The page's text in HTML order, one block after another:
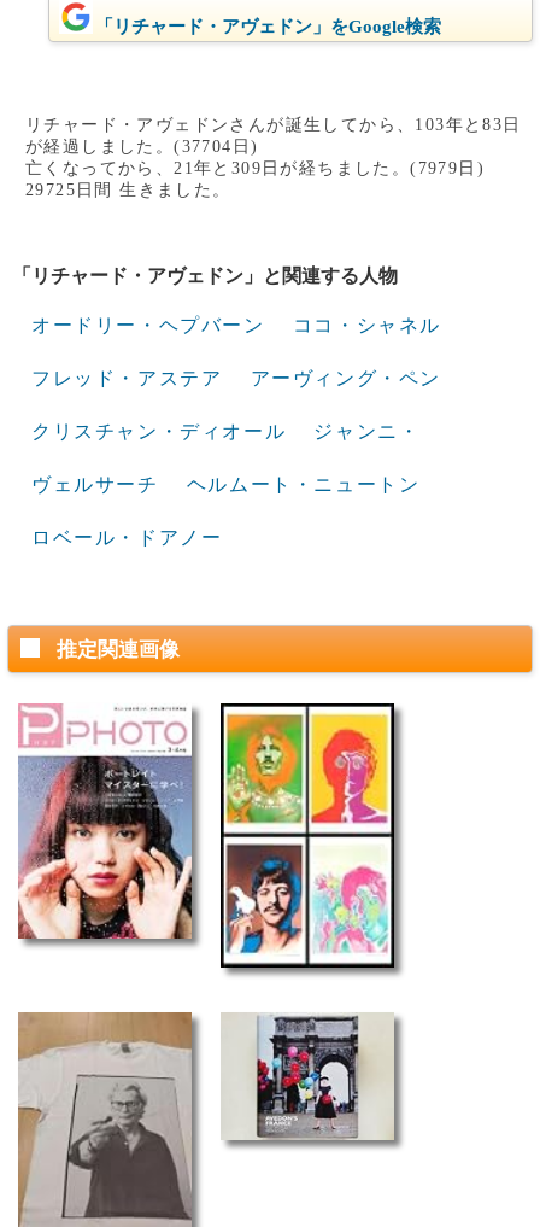
「リチャード・アヴェドン」をGoogle検索
リチャード・アヴェドンさんが誕生してから、103年と83日
が経過しました。(37704日)
亡くなってから、21年と309日が経ちました。(7979日)
29725日間 生きました。
「リチャード・アヴェドン」と関連する人物
オードリー・ヘプバーン ココ・シャネル
フレッド・アステア アーヴィング・ペン
クリスチャン・ディオール ジャンニ・
ヴェルサーチ ヘルムート・ニュートン
ロベール・ドアノー
推定関連画像